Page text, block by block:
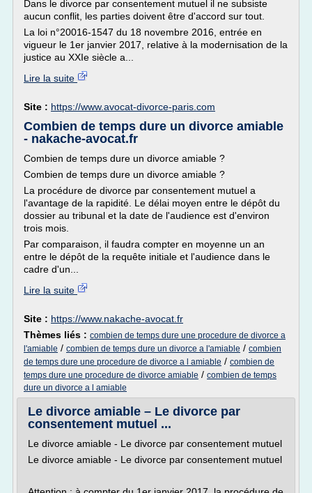
Dans le divorce par consentement mutuel il ne subsiste
aucun conflit, les parties doivent être d'accord sur tout.
La loi n°20016-1547 du 18 novembre 2016, entrée en
vigueur le 1er janvier 2017, relative à la modernisation de la
justice au XXIe siècle a...
Lire la suite
Site : https://www.avocat-divorce-paris.com
Combien de temps dure un divorce amiable
- nakache-avocat.fr
Combien de temps dure un divorce amiable ?
Combien de temps dure un divorce amiable ?
La procédure de divorce par consentement mutuel a
l'avantage de la rapidité. Le délai moyen entre le dépôt du
dossier au tribunal et la date de l'audience est d'environ
trois mois.
Par comparaison, il faudra compter en moyenne un an
entre le dépôt de la requête initiale et l'audience dans le
cadre d'un...
Lire la suite
Site : https://www.nakache-avocat.fr
Thèmes liés : combien de temps dure une procedure de divorce a
l'amiable / combien de temps dure un divorce a l'amiable / combien
de temps dure une procedure de divorce a l amiable / combien de
temps dure une procedure de divorce amiable / combien de temps
dure un divorce a l amiable
Le divorce amiable – Le divorce par
consentement mutuel ...
Le divorce amiable - Le divorce par consentement mutuel
Le divorce amiable - Le divorce par consentement mutuel